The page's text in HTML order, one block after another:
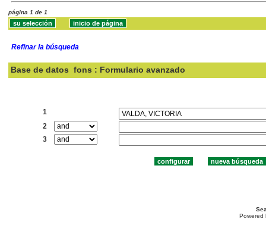
página 1 de 1
Refinar la búsqueda
Base de datos fons : Formulario avanzado
1
2
3
Powered